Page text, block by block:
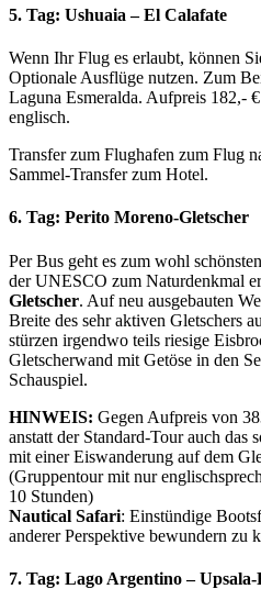
5. Tag: Ushuaia – El Calafate
Wenn Ihr Flug es erlaubt, können
Optionale Ausflüge nutzen. Zum
Laguna Esmeralda. Aufpreis 182,-
englisch.
Transfer zum Flughafen zum Flug
Sammel-Transfer zum Hotel.
6. Tag: Perito Moreno-Gletscher
Per Bus geht es zum wohl
der UNESCO zum Naturdenkmal
Gletscher. Auf neu ausgebauten
Breite des sehr aktiven Gletschers
stürzen irgendwo teils riesige
Gletscherwand mit Getöse in den
Schauspiel.
HINWEIS: Gegen Aufpreis von
anstatt der Standard-Tour auch das
mit einer Eiswanderung auf dem
(Gruppentour mit nur
10 Stunden)
Nautical Safari: Einstündige
anderer Perspektive bewundern zu
7. Tag: Lago Argentino –